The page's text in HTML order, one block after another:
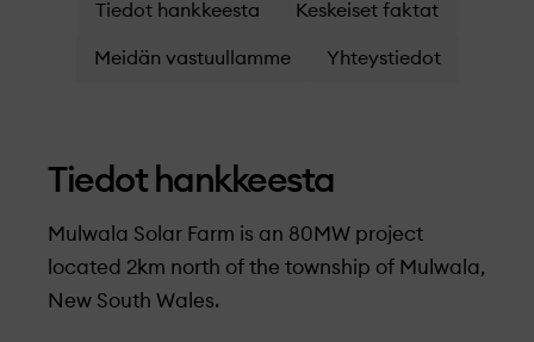
Tiedot hankkeesta Keskeiset faktat
Meidän vastuullamme Yhteystiedot
Tiedot hankkeesta
Mulwala Solar Farm is an 80MW project
located 2km north of the township of Mulwala,
New South Wales.